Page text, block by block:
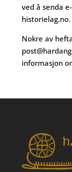
ved å senda
historielag.no
Nokre av
informasjon